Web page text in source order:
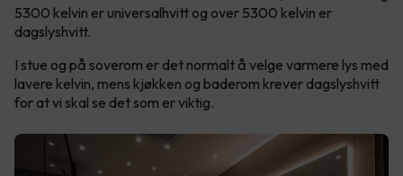
5300 kelvin er universalhvitt og over 5300 kelvin er
dagslyshvitt.
I stue og på soverom er det normalt å velge varmere lys med
lavere kelvin, mens kjøkken og baderom krever dagslyshvitt
for at vi skal se det som er viktig.